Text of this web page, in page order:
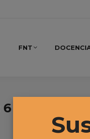
FNT
6 marzo, 2015